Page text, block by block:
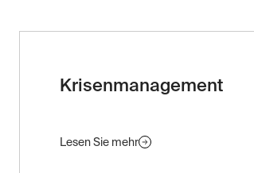
Krisenmanagement
Lesen Sie mehr